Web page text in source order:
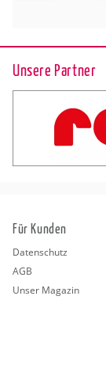
Unsere Partner
Für Kunden
Datenschutz
AGB
Unser Magazin